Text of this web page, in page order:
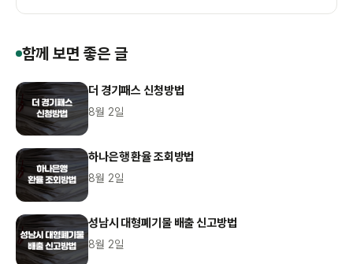
함께 보면 좋은 글
더 경기패스 신청방법
8월 2일
하나은행 환율 조회방법
8월 2일
성남시 대형폐기물 배출 신고방법
8월 2일